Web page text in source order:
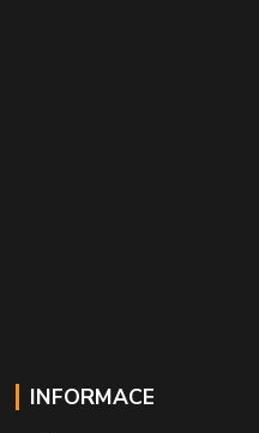
INFORMACE